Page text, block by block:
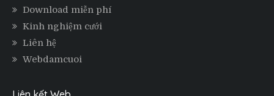
Download miễn phí
Kinh nghiệm cưới
Liên hệ
Webdamcuoi